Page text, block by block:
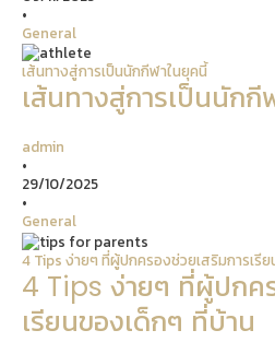
•
General
เส้นทางสู่การเป็นนักกีฬาในยุคนี้
เส้นทางสู่การเป็นนักกี
admin
•
29/10/2025
•
General
4 Tips ง่ายๆ ที่ผู้ปกครองช่วยเสริมการเรี
4 Tips ง่ายๆ ที่ผู้ปกค
เรียนของเด็กๆ ที่บ้าน